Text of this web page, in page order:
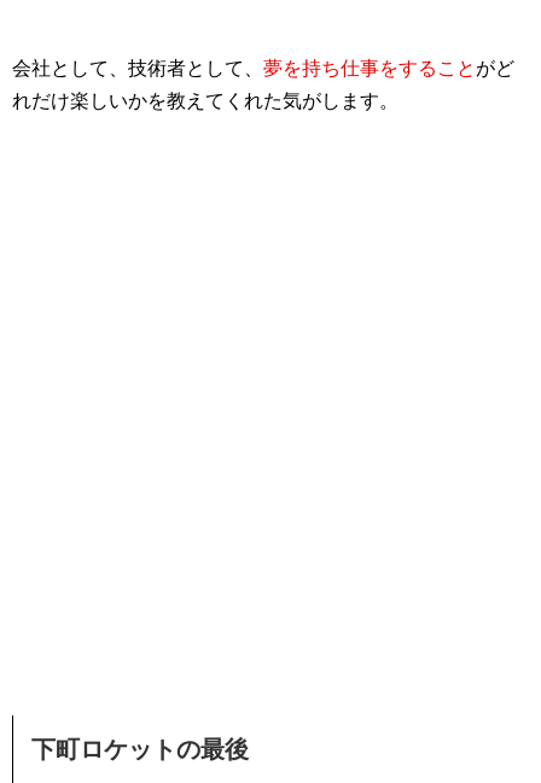
会社として、技術者として、 夢を持ち仕事をすること がど
れだけ楽しいかを教えてくれた気がします。
下町ロケットの最後